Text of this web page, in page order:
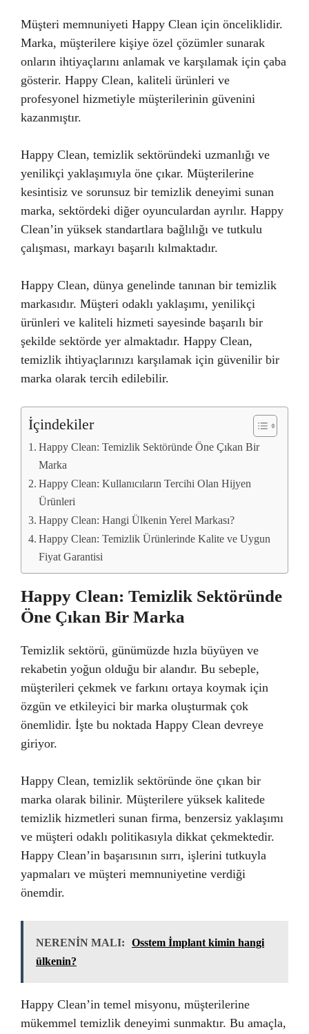
Müşteri memnuniyeti Happy Clean için önceliklidir.
Marka, müşterilere kişiye özel çözümler sunarak
onların ihtiyaçlarını anlamak ve karşılamak için çaba
gösterir. Happy Clean, kaliteli ürünleri ve
profesyonel hizmetiyle müşterilerinin güvenini
kazanmıştır.
Happy Clean, temizlik sektöründeki uzmanlığı ve
yenilikçi yaklaşımıyla öne çıkar. Müşterilerine
kesintisiz ve sorunsuz bir temizlik deneyimi sunan
marka, sektördeki diğer oyunculardan ayrılır. Happy
Clean’in yüksek standartlara bağlılığı ve tutkulu
çalışması, markayı başarılı kılmaktadır.
Happy Clean, dünya genelinde tanınan bir temizlik
markasıdır. Müşteri odaklı yaklaşımı, yenilikçi
ürünleri ve kaliteli hizmeti sayesinde başarılı bir
şekilde sektörde yer almaktadır. Happy Clean,
temizlik ihtiyaçlarınızı karşılamak için güvenilir bir
marka olarak tercih edilebilir.
İçindekiler
Happy Clean: Temizlik Sektöründe Öne Çıkan Bir
Marka
Happy Clean: Kullanıcıların Tercihi Olan Hijyen
Ürünleri
Happy Clean: Hangi Ülkenin Yerel Markası?
Happy Clean: Temizlik Ürünlerinde Kalite ve Uygun
Fiyat Garantisi
Happy Clean: Temizlik Sektöründe
Öne Çıkan Bir Marka
Temizlik sektörü, günümüzde hızla büyüyen ve
rekabetin yoğun olduğu bir alandır. Bu sebeple,
müşterileri çekmek ve farkını ortaya koymak için
özgün ve etkileyici bir marka oluşturmak çok
önemlidir. İşte bu noktada Happy Clean devreye
giriyor.
Happy Clean, temizlik sektöründe öne çıkan bir
marka olarak bilinir. Müşterilere yüksek kalitede
temizlik hizmetleri sunan firma, benzersiz yaklaşımı
ve müşteri odaklı politikasıyla dikkat çekmektedir.
Happy Clean’in başarısının sırrı, işlerini tutkuyla
yapmaları ve müşteri memnuniyetine verdiği
önemdir.
NERENİN MALI:
Osstem İmplant kimin hangi
ülkenin?
Happy Clean’in temel misyonu, müşterilerine
mükemmel temizlik deneyimi sunmaktır. Bu amaçla,